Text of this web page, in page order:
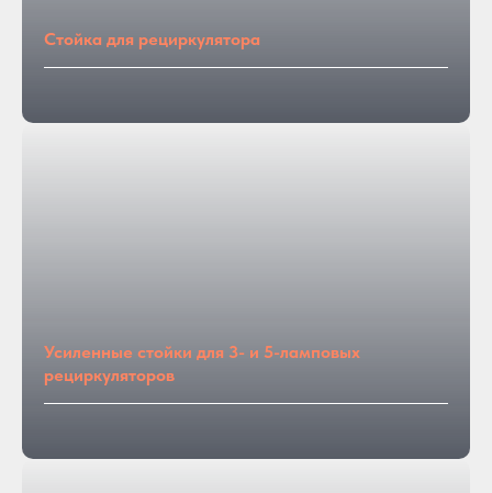
Стойка для рециркулятора
Усиленные стойки для 3- и 5-ламповых
рециркуляторов